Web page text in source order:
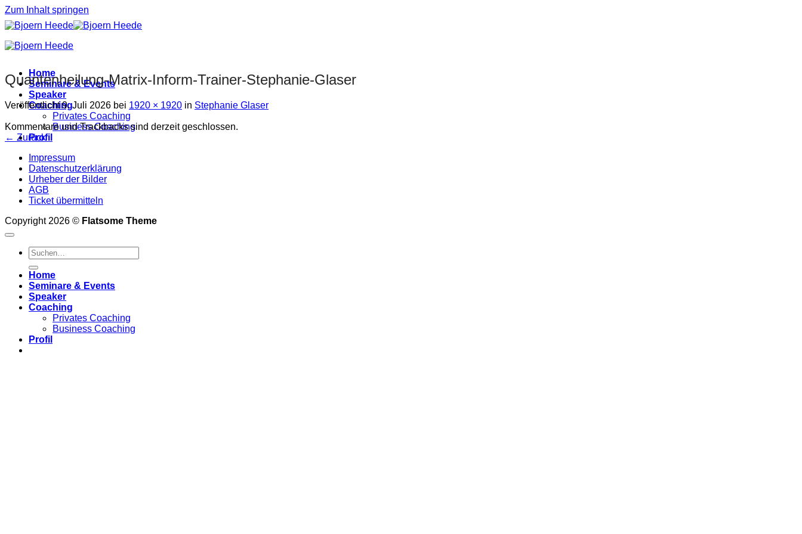
Zum Inhalt springen
Home
Seminare & Events
Speaker
Coaching
Privates Coaching
Business Coaching
Profil
Quantenheilung-Matrix-Inform-Trainer-Stephanie-Glaser
Veröffentlicht9. Juli 2026 bei 1920 × 1920 in Stephanie Glaser
Kommentare und Trackbacks sind derzeit geschlossen.
← Zurück
Impressum
Datenschutzerklärung
Urheber der Bilder
AGB
Ticket übermitteln
Copyright 2026 © Flatsome Theme
Home
Seminare & Events
Speaker
Coaching
Privates Coaching
Business Coaching
Profil